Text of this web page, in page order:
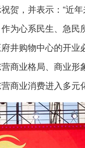
，并表示：“近年
为心系民生、急
井购物中心的开
商业格局、商业
商业消费进入多元